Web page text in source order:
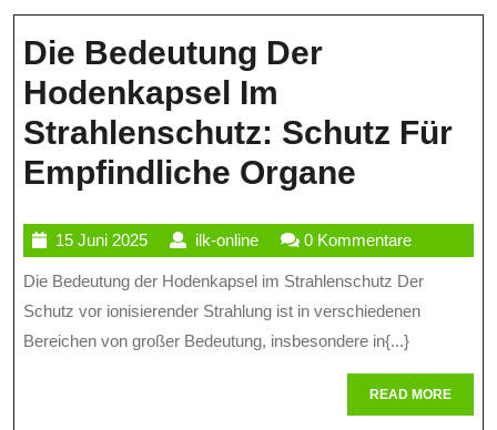
Die Bedeutung Der
Hodenkapsel Im
Strahlenschutz: Schutz Für
Empfindliche Organe
Der
Im
Schutz
15 Juni 202515
Juni
2025
ilk-onlineilk-
online
0 Kommentare
Die Bedeutung der Hodenkapsel im Strahlenschutz Der
Schutz vor ionisierender Strahlung ist in verschiedenen
Bereichen von großer Bedeutung, insbesondere in{...}
READ MOREREAD
MORE